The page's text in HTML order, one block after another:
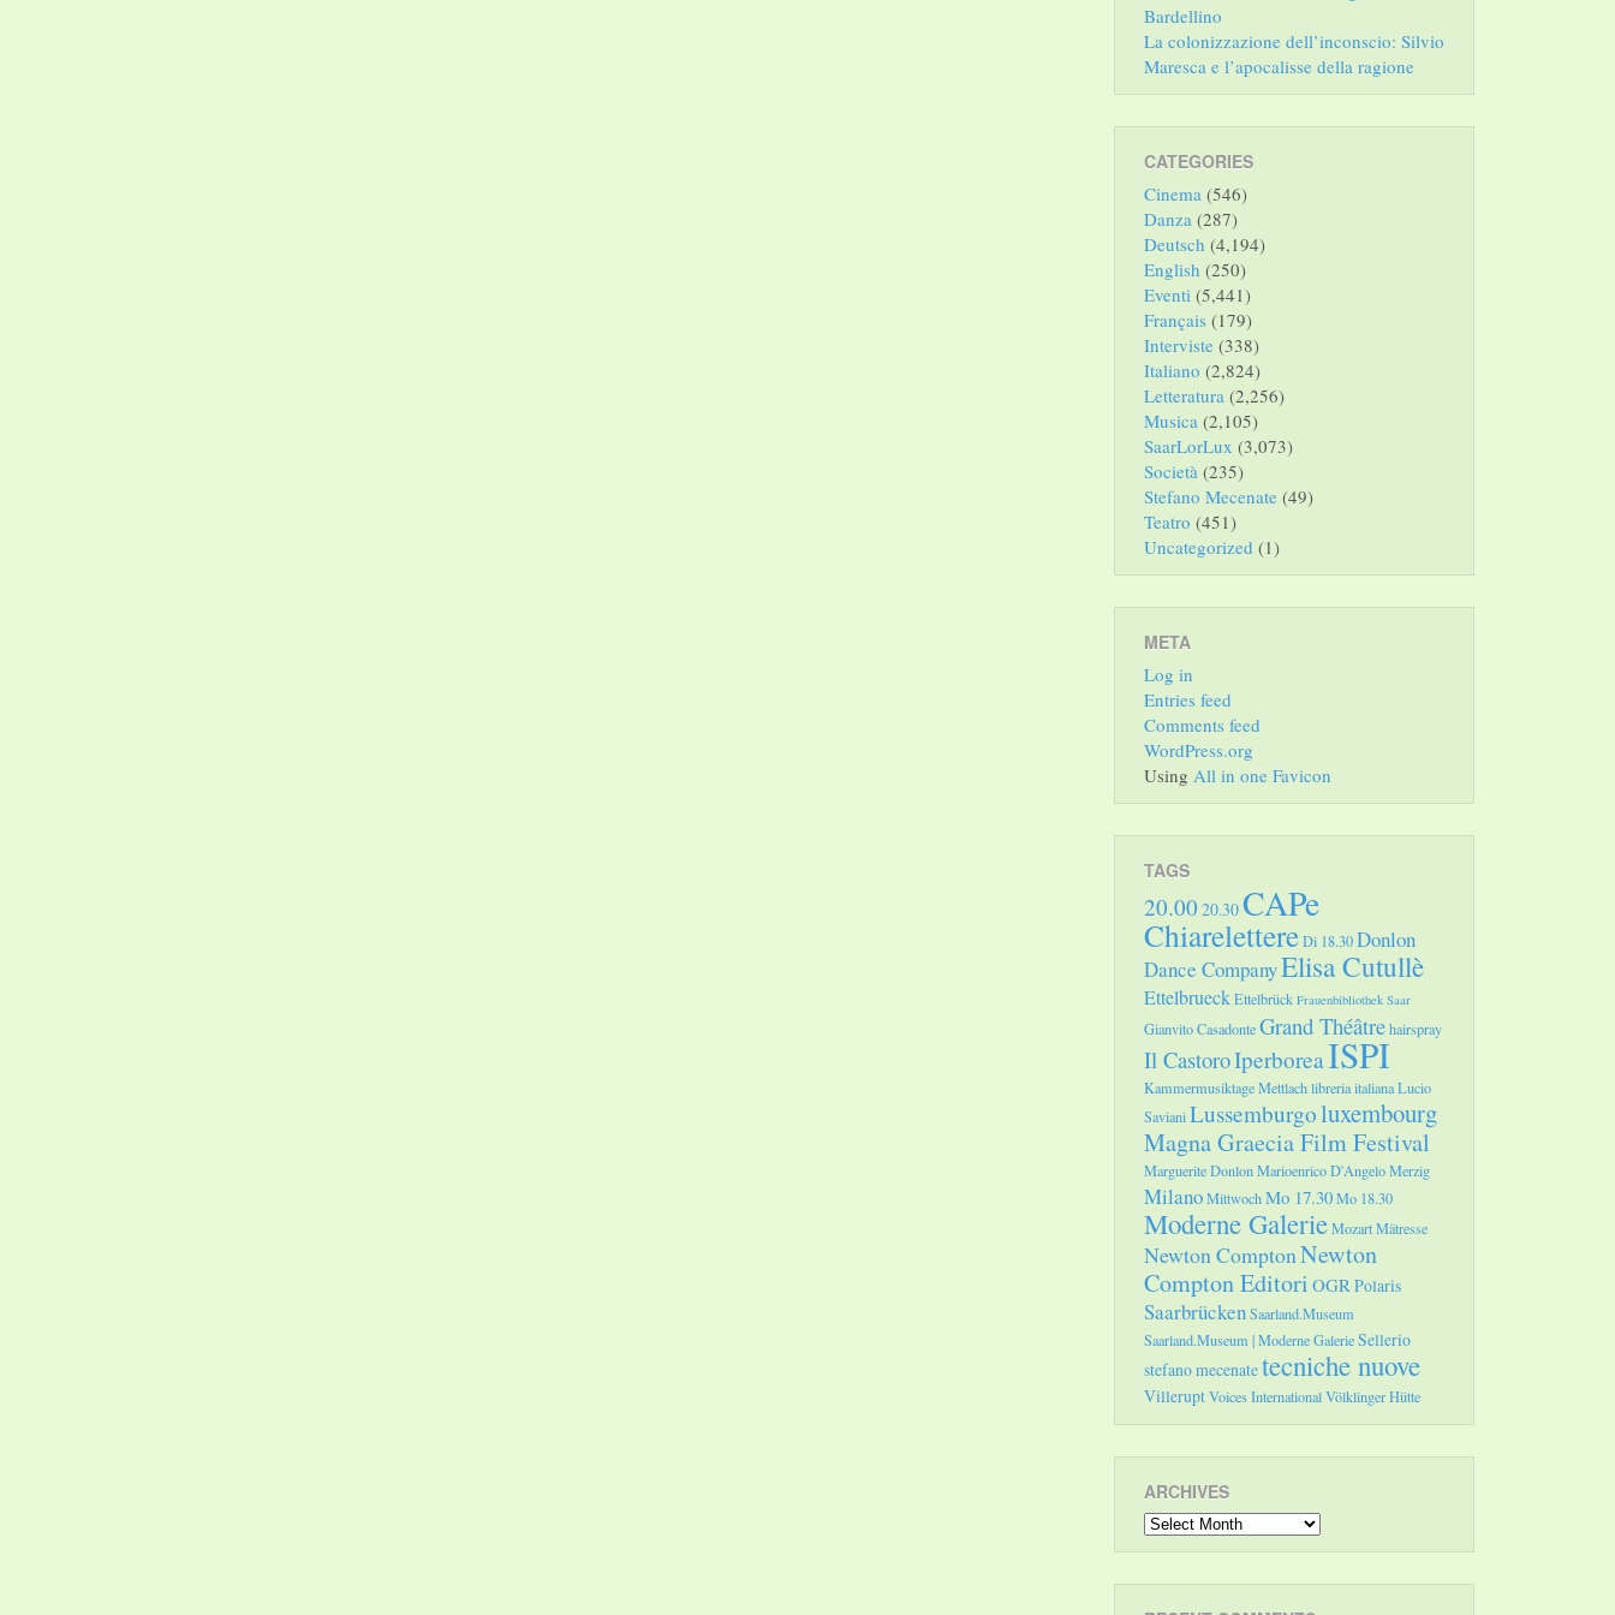
Bardellino
La colonizzazione dell’inconscio: Silvio
Maresca e l’apocalisse della ragione
CATEGORIES
Cinema (546)
Danza (287)
Deutsch (4,194)
English (250)
Eventi (5,441)
Français (179)
Interviste (338)
Italiano (2,824)
Letteratura (2,256)
Musica (2,105)
SaarLorLux (3,073)
Società (235)
Stefano Mecenate (49)
Teatro (451)
Uncategorized (1)
META
Log in
Entries feed
Comments feed
WordPress.org
Using All in one Favicon
TAGS
20.00 20.30CAPe
ChiarelettereDi 18.30Donlon
Dance CompanyElisa Cutullè
EttelbrueckEttelbrück Frauenbibliothek Saar
Gianvito CasadonteGrand Théâtrehairspray
Il CastoroIperboreaISPI
Kammermusiktage Mettlachlibreria italianaLucio
SavianiLussemburgoluxembourg
Magna Graecia Film Festival
Marguerite DonlonMarioenrico D'AngeloMerzig
MilanoMittwochMo 17.30Mo 18.30
Moderne GalerieMozartMätresse
Newton ComptonNewton
Compton Editori OGRPolaris
SaarbrückenSaarland.Museum
Saarland.Museum | Moderne GalerieSellerio
stefano mecenatetecniche nuove
VilleruptVoices InternationalVölklinger Hütte
ARCHIVES
Archives